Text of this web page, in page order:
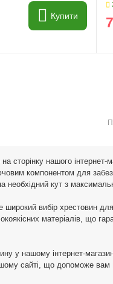
Купити
сторінку нашого
компонентом для
необхідний кут з
широкий вибір хрестовин
матеріалів, що
у нашому інтернет-
сайті, що допоможе вам